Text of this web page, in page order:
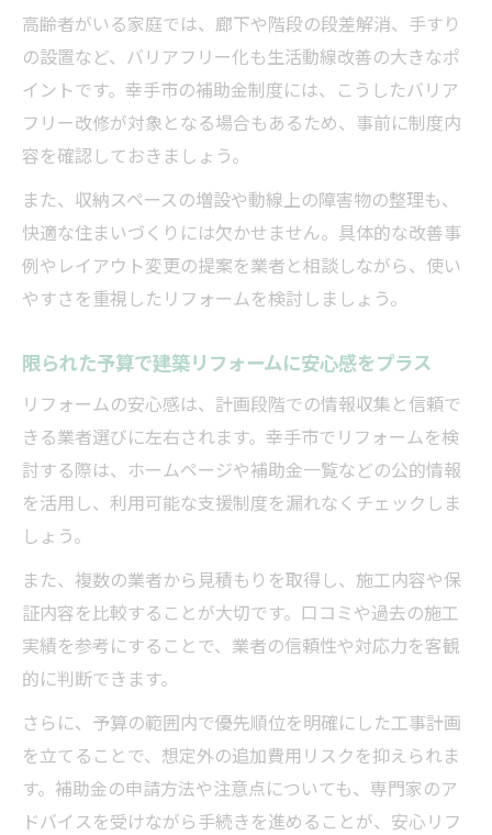
高齢者がいる家庭では、廊下や階段の段差解消、手すり
の設置など、バリアフリー化も生活動線改善の大きなポ
イントです。幸手市の補助金制度には、こうしたバリア
フリー改修が対象となる場合もあるため、事前に制度内
容を確認しておきましょう。
また、収納スペースの増設や動線上の障害物の整理も、
快適な住まいづくりには欠かせません。具体的な改善事
例やレイアウト変更の提案を業者と相談しながら、使い
やすさを重視したリフォームを検討しましょう。
限られた予算で建築リフォームに安心感をプラス
リフォームの安心感は、計画段階での情報収集と信頼で
きる業者選びに左右されます。幸手市でリフォームを検
討する際は、ホームページや補助金一覧などの公的情報
を活用し、利用可能な支援制度を漏れなくチェックしま
しょう。
また、複数の業者から見積もりを取得し、施工内容や保
証内容を比較することが大切です。口コミや過去の施工
実績を参考にすることで、業者の信頼性や対応力を客観
的に判断できます。
さらに、予算の範囲内で優先順位を明確にした工事計画
を立てることで、想定外の追加費用リスクを抑えられま
す。補助金の申請方法や注意点についても、専門家のア
ドバイスを受けながら手続きを進めることが、安心リフ